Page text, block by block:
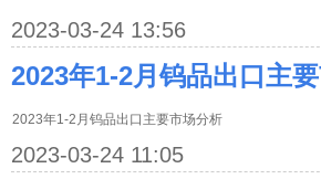
2023-03-24 13:56
2023年1-2月钨品出口主
2023年1-2月钨品出口主要市场分析
2023-03-24 11:05